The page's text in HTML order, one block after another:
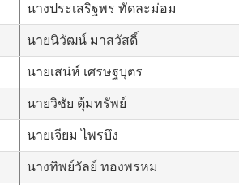
นางประเสริฐพร ทัดละม่อม
นายนิวัฒน์ มาสวัสดิ์
นายเสน่ห์ เศรษฐบุตร
นายวิชัย ตุ้มทรัพย์
นายเจียม ไพรบึง
นางทิพย์วัลย์ ทองพรหม